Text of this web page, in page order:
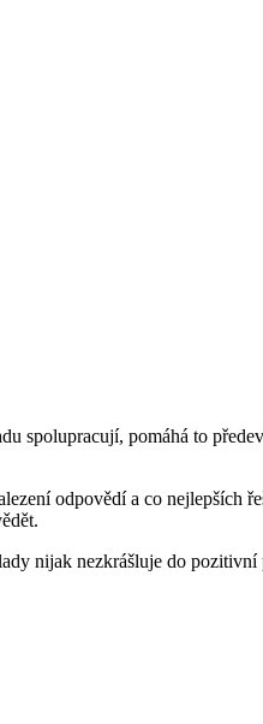
spolupracují, pomáhá to
odpovědí a co nejlepších
nijak nezkrášluje do pozitivní